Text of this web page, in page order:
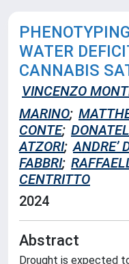
WATER
CANNABIS
VINCENZO
MARINO;
CONTE;
ATZORI; ANDRE’
FABBRI;
CENTRITTO
2024
Abstract
Drought is expected